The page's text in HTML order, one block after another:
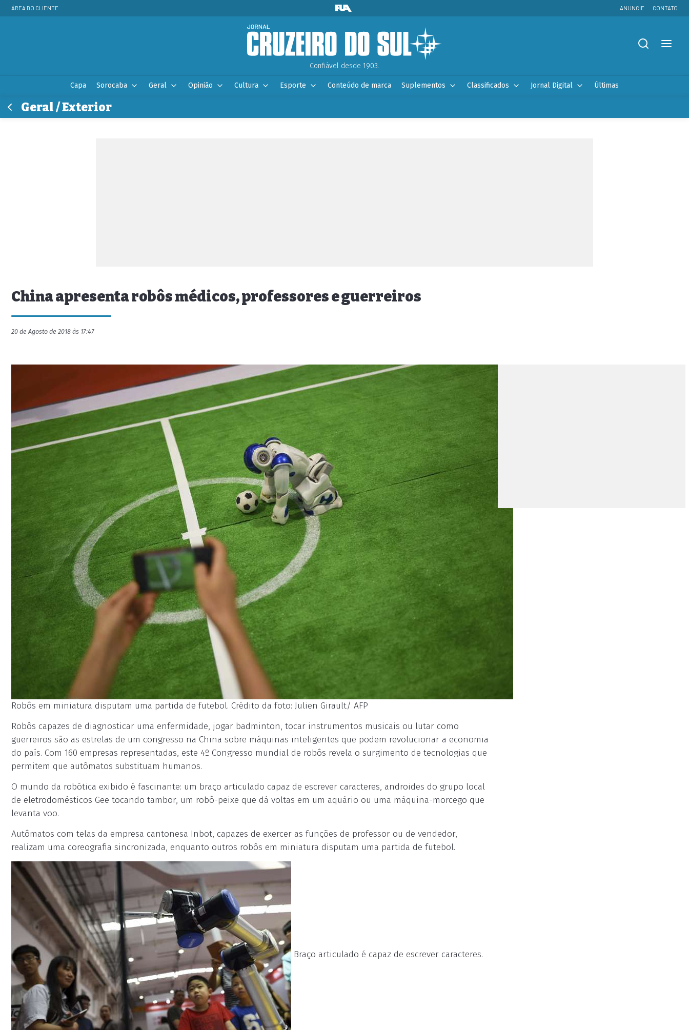
ÁREA DO CLIENTE ANUNCIE CONTATO
Confiável desde 1903.
Capa Sorocaba Geral Opinião Cultura Esporte Conteúdo de marca Suplementos Classificados Jornal Digital Últimas
Geral / Exterior
China apresenta robôs médicos, professores e guerreiros
20 de Agosto de 2018 às 17:47
Robôs em miniatura disputam uma partida de futebol. Crédito da foto: Julien Girault/ AFP
Robôs capazes de diagnosticar uma enfermidade, jogar badminton, tocar instrumentos musicais ou lutar como
guerreiros são as estrelas de um congresso na China sobre máquinas inteligentes que podem revolucionar a economia
do país. Com 160 empresas representadas, este 4º Congresso mundial de robôs revela o surgimento de tecnologias que
permitem que autômatos substituam humanos.
O mundo da robótica exibido é fascinante: um braço articulado capaz de escrever caracteres, androides do grupo local
de eletrodomésticos Gee tocando tambor, um robô-peixe que dá voltas em um aquário ou uma máquina-morcego que
levanta voo.
Autômatos com telas da empresa cantonesa Inbot, capazes de exercer as funções de professor ou de vendedor,
realizam uma coreografia sincronizada, enquanto outros robôs em miniatura disputam uma partida de futebol.
Braço articulado é capaz de escrever caracteres.